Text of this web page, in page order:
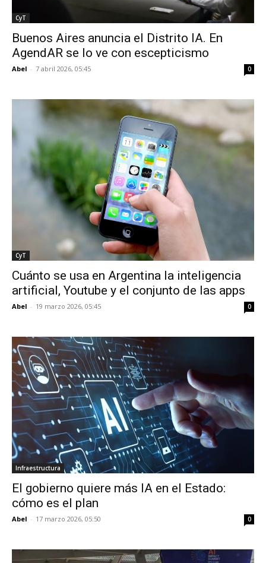
CyT
Buenos Aires anuncia el Distrito IA. En
AgendAR se lo ve con escepticismo
Abel - 7 abril 2026, 05:45 0
CyT
Cuánto se usa en Argentina la inteligencia
artificial, Youtube y el conjunto de las apps
Abel - 19 marzo 2026, 05:45 0
Infraestructura
El gobierno quiere más IA en el Estado:
cómo es el plan
Abel - 17 marzo 2026, 05:50 0